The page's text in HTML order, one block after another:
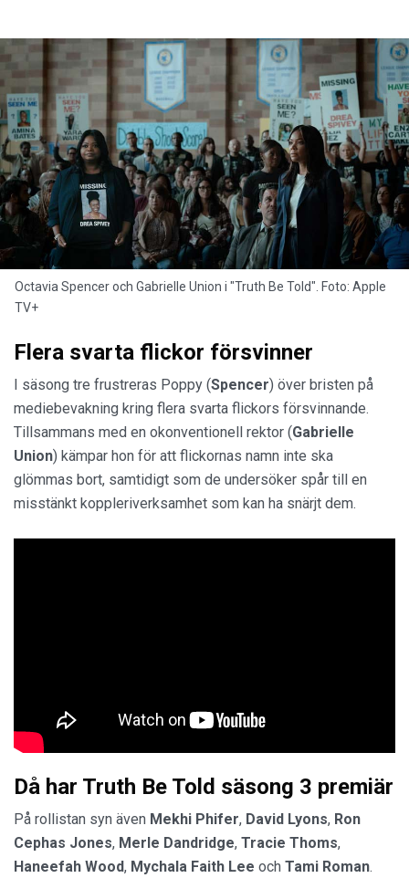
Octavia Spencer och Gabrielle Union i "Truth Be Told". Foto: Apple
TV+
Flera svarta flickor försvinner
I säsong tre frustreras Poppy (Spencer) över bristen på
mediebevakning kring flera svarta flickors försvinnande.
Tillsammans med en okonventionell rektor (Gabrielle
Union) kämpar hon för att flickornas namn inte ska
glömmas bort, samtidigt som de undersöker spår till en
misstänkt koppleriverksamhet som kan ha snärjt dem.
Då har Truth Be Told säsong 3 premiär
På rollistan syn även Mekhi Phifer, David Lyons, Ron
Cephas Jones, Merle Dandridge, Tracie Thoms,
Haneefah Wood, Mychala Faith Lee och Tami Roman.